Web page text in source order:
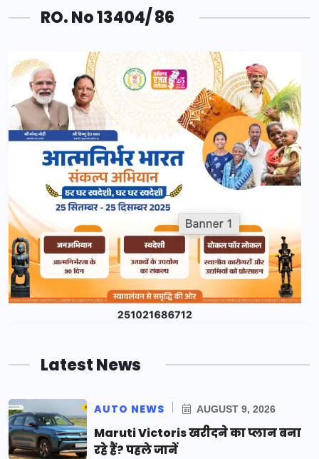
RO. No 13404/ 86
Latest News
AUTO NEWS AUGUST 9, 2026
Maruti Victoris खरीदने का प्लान बना
रहे हैं? पहले जानें